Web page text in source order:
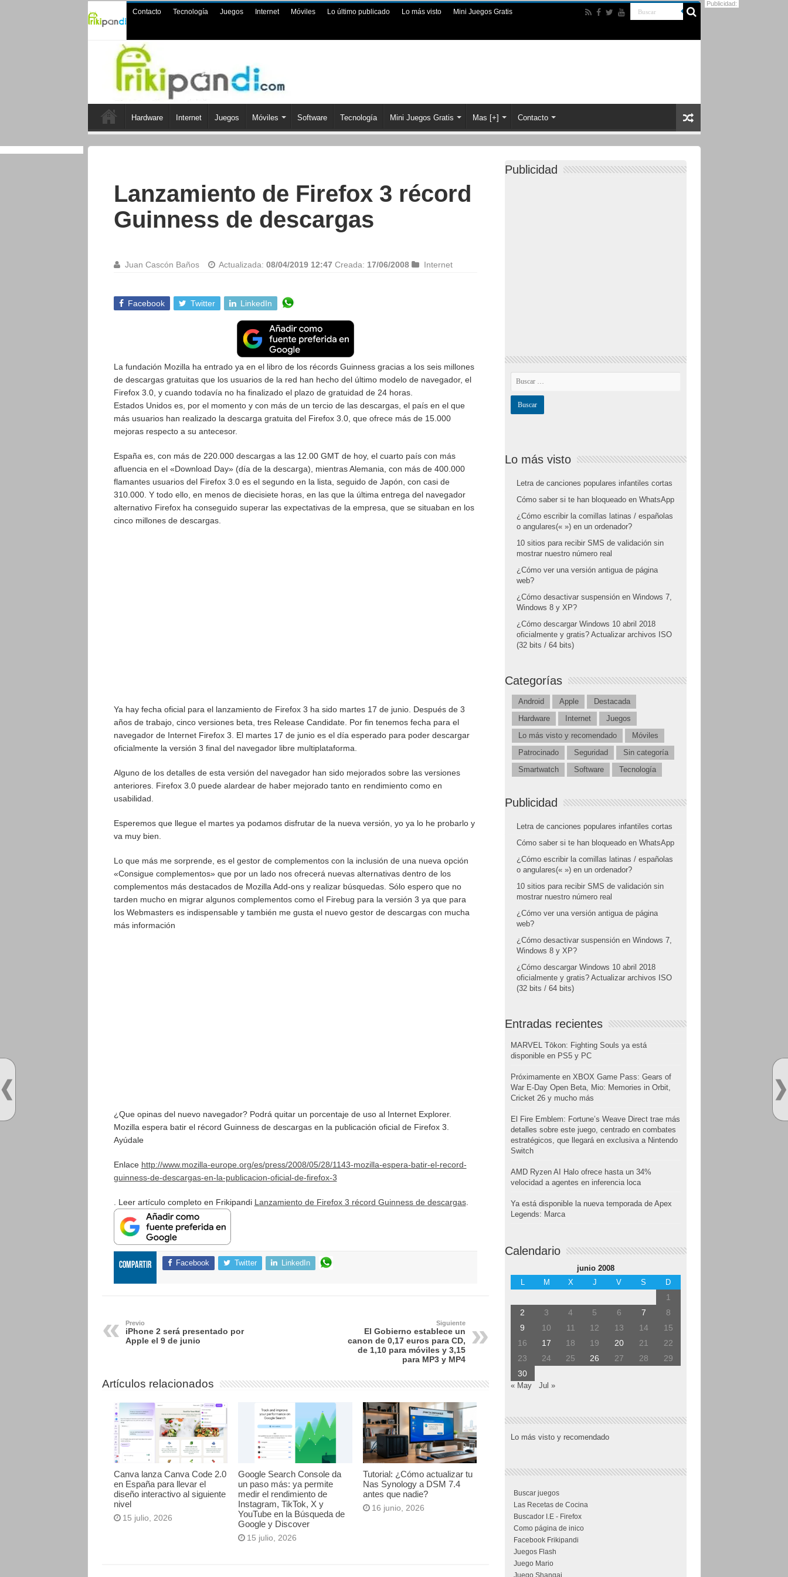
Contacto Tecnología Juegos Internet Móviles Lo último publicado Lo más visto Mini Juegos Gratis
Hardware Internet Juegos Móviles Software Tecnología Mini Juegos Gratis Mas [+] Contacto
Lanzamiento de Firefox 3 récord
Guinness de descargas
Juan Cascón Baños Actualizada: 08/04/2019 12:47 Creada: 17/06/2008 Internet
Facebook Twitter LinkedIn
La fundación Mozilla ha entrado ya en el libro de los récords Guinness gracias a los seis millones
de descargas gratuitas que los usuarios de la red han hecho del último modelo de navegador, el
Firefox 3.0, y cuando todavía no ha finalizado el plazo de gratuidad de 24 horas.
Estados Unidos es, por el momento y con más de un tercio de las descargas, el país en el que
más usuarios han realizado la descarga gratuita del Firefox 3.0, que ofrece más de 15.000
mejoras respecto a su antecesor.
España es, con más de 220.000 descargas a las 12.00 GMT de hoy, el cuarto país con más
afluencia en el «Download Day» (día de la descarga), mientras Alemania, con más de 400.000
flamantes usuarios del Firefox 3.0 es el segundo en la lista, seguido de Japón, con casi de
310.000. Y todo ello, en menos de diecisiete horas, en las que la última entrega del navegador
alternativo Firefox ha conseguido superar las expectativas de la empresa, que se situaban en los
cinco millones de descargas.
Ya hay fecha oficial para el lanzamiento de Firefox 3 ha sido martes 17 de junio. Después de 3
años de trabajo, cinco versiones beta, tres Release Candidate. Por fin tenemos fecha para el
navegador de Internet Firefox 3. El martes 17 de junio es el día esperado para poder descargar
oficialmente la versión 3 final del navegador libre multiplataforma.
Alguno de los detalles de esta versión del navegador han sido mejorados sobre las versiones
anteriores. Firefox 3.0 puede alardear de haber mejorado tanto en rendimiento como en
usabilidad.
Esperemos que llegue el martes ya podamos disfrutar de la nueva versión, yo ya lo he probarlo y
va muy bien.
Lo que más me sorprende, es el gestor de complementos con la inclusión de una nueva opción
«Consigue complementos» que por un lado nos ofrecerá nuevas alternativas dentro de los
complementos más destacados de Mozilla Add-ons y realizar búsquedas. Sólo espero que no
tarden mucho en migrar algunos complementos como el Firebug para la versión 3 ya que para
los Webmasters es indispensable y también me gusta el nuevo gestor de descargas con mucha
más información
¿Que opinas del nuevo navegador? Podrá quitar un porcentaje de uso al Internet Explorer.
Mozilla espera batir el récord Guinness de descargas en la publicación oficial de Firefox 3.
Ayúdale
Enlace http://www.mozilla-europe.org/es/press/2008/05/28/1143-mozilla-espera-batir-el-record-
guinness-de-descargas-en-la-publicacion-oficial-de-firefox-3
. Leer artículo completo en Frikipandi Lanzamiento de Firefox 3 récord Guinness de descargas.
Compartir Facebook Twitter LinkedIn
Previo
iPhone 2 será presentado por
Apple el 9 de junio
Siguiente
El Gobierno establece un
canon de 0,17 euros para CD,
de 1,10 para móviles y 3,15
para MP3 y MP4
Artículos relacionados
Canva lanza Canva Code 2.0
en España para llevar el
diseño interactivo al siguiente
nivel
15 julio, 2026
Google Search Console da
un paso más: ya permite
medir el rendimiento de
Instagram, TikTok, X y
YouTube en la Búsqueda de
Google y Discover
15 julio, 2026
Tutorial: ¿Cómo actualizar tu
Nas Synology a DSM 7.4
antes que nadie?
16 junio, 2026
Publicidad
Lo más visto
Letra de canciones populares infantiles cortas
Cómo saber si te han bloqueado en WhatsApp
¿Cómo escribir la comillas latinas / españolas
o angulares(« ») en un ordenador?
10 sitios para recibir SMS de validación sin
mostrar nuestro número real
¿Cómo ver una versión antigua de página
web?
¿Cómo desactivar suspensión en Windows 7,
Windows 8 y XP?
¿Cómo descargar Windows 10 abril 2018
oficialmente y gratis? Actualizar archivos ISO
(32 bits / 64 bits)
Categorías
Android Apple
Destacada
Hardware
Internet
Juegos
Lo más visto y recomendado
Móviles
Patrocinado
Seguridad
Sin categoría
Smartwatch
Software Tecnología
Publicidad
Letra de canciones populares infantiles cortas
Cómo saber si te han bloqueado en WhatsApp
¿Cómo escribir la comillas latinas / españolas
o angulares(« ») en un ordenador?
10 sitios para recibir SMS de validación sin
mostrar nuestro número real
¿Cómo ver una versión antigua de página
web?
¿Cómo desactivar suspensión en Windows 7,
Windows 8 y XP?
¿Cómo descargar Windows 10 abril 2018
oficialmente y gratis? Actualizar archivos ISO
(32 bits / 64 bits)
Entradas recientes
MARVEL Tōkon: Fighting Souls ya está
disponible en PS5 y PC
Próximamente en XBOX Game Pass: Gears of
War E-Day Open Beta, Mio: Memories in Orbit,
Cricket 26 y mucho más
El Fire Emblem: Fortune’s Weave Direct trae más
detalles sobre este juego, centrado en combates
estratégicos, que llegará en exclusiva a Nintendo
Switch
AMD Ryzen AI Halo ofrece hasta un 34%
velocidad a agentes en inferencia loca
Ya está disponible la nueva temporada de Apex
Legends: Marca
Calendario
junio 2008
L
M X J V S D
1
2
3 4 5 6 7
8
9
10 11 12 13 14
15
16
17 18 19 20 21
22
23
24 25 26 27 28
29
30
« May Jul »
Lo más visto y recomendado
Buscar juegos
Las Recetas de Cocina
Buscador I.E - Firefox
Como página de inico
Facebook Frikipandi
Juegos Flash
Juego Mario
Juego Shangai
Publicidad: